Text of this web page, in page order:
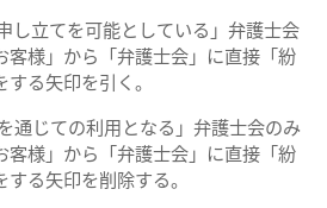
し立てを可能としている」弁護士会
客様」から「弁護士会」に直接「紛
る矢印を引く。
通じての利用となる」弁護士会のみ
客様」から「弁護士会」に直接「紛
る矢印を削除する。